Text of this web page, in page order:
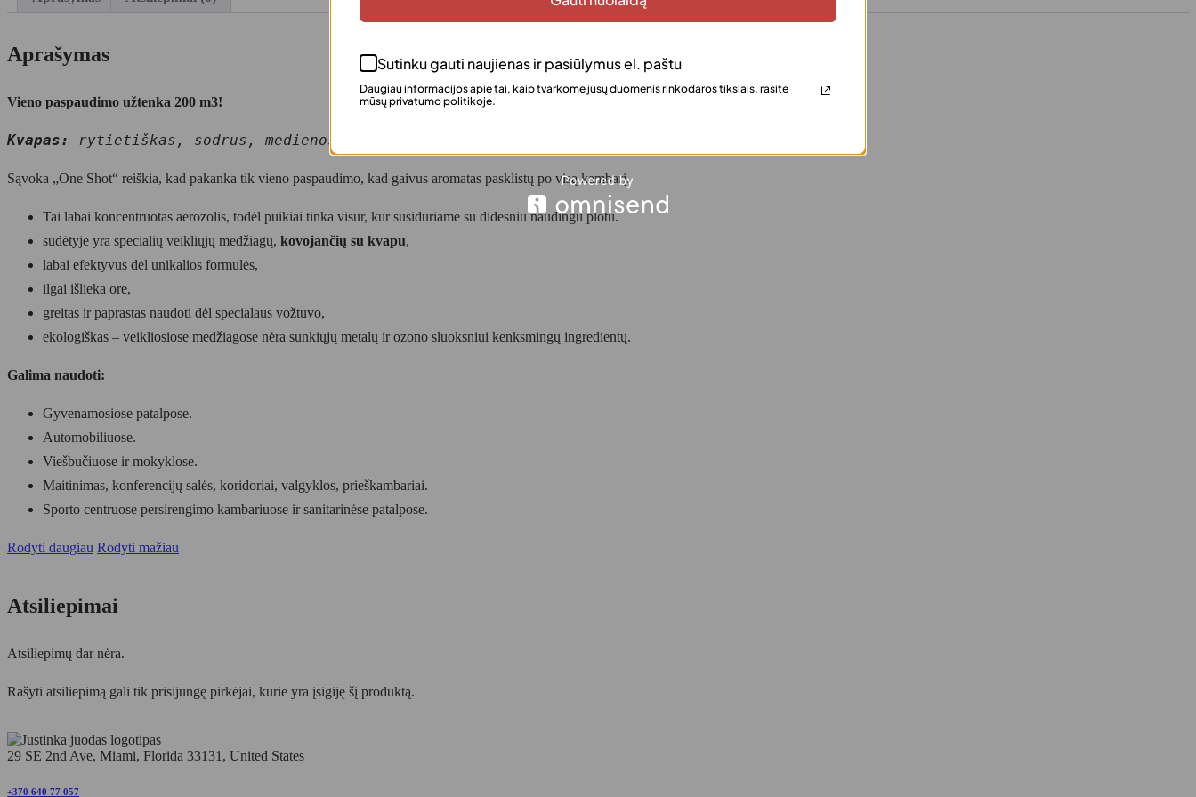
Aprašymas
Vieno paspaudimo užtenka 200 m3!
Kvapas: rytietiškas, sodrus, medienos, prieskoninis
Sąvoka „One Shot“ reiškia, kad pakanka tik vieno paspaudimo, kad gaivus aromatas pasklistų po visą kambarį.
Tai labai koncentruotas aerozolis, todėl puikiai tinka visur, kur susiduriame su didesniu naudingu plotu.
sudėtyje yra specialių veikliųjų medžiagų, kovojančių su kvapu,
labai efektyvus dėl unikalios formulės,
ilgai išlieka ore,
greitas ir paprastas naudoti dėl specialaus vožtuvo,
ekologiškas – veikliosiose medžiagose nėra sunkiųjų metalų ir ozono sluoksniui kenksmingų ingredientų.
Galima naudoti:
Gyvenamosiose patalpose.
Automobiliuose.
Viešbučiuose ir mokyklose.
Maitinimas, konferencijų salės, koridoriai, valgyklos, prieškambariai.
Sporto centruose persirengimo kambariuose ir sanitarinėse patalpose.
Rodyti daugiau Rodyti mažiau
Atsiliepimai
Atsiliepimų dar nėra.
Rašyti atsiliepimą gali tik prisijungę pirkėjai, kurie yra įsigiję šį produktą.
29 SE 2nd Ave, Miami, Florida 33131, United States
+370 640 77 057
Sutinku gauti naujienas ir pasiūlymus el. paštu
Daugiau informacijos apie tai, kaip tvarkome jūsų duomenis rinkodaros tikslais, rasite
mūsų privatumo politikoje.